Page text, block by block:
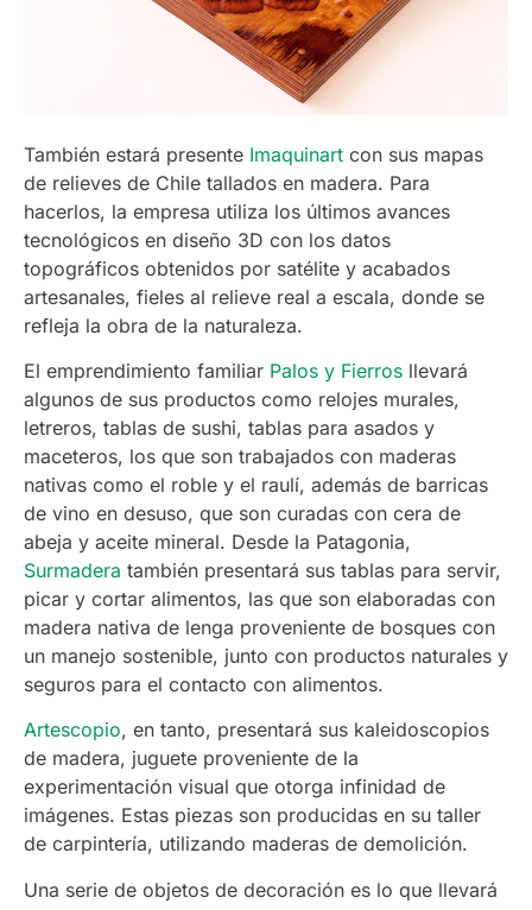
También estará presente Imaquinart con sus mapas
de relieves de Chile tallados en madera. Para
hacerlos, la empresa utiliza los últimos avances
tecnológicos en diseño 3D con los datos
topográficos obtenidos por satélite y acabados
artesanales, fieles al relieve real a escala, donde se
refleja la obra de la naturaleza.
El emprendimiento familiar Palos y Fierros llevará
algunos de sus productos como relojes murales,
letreros, tablas de sushi, tablas para asados y
maceteros, los que son trabajados con maderas
nativas como el roble y el raulí, además de barricas
de vino en desuso, que son curadas con cera de
abeja y aceite mineral. Desde la Patagonia,
Surmadera también presentará sus tablas para servir,
picar y cortar alimentos, las que son elaboradas con
madera nativa de lenga proveniente de bosques con
un manejo sostenible, junto con productos naturales y
seguros para el contacto con alimentos.
Artescopio, en tanto, presentará sus kaleidoscopios
de madera, juguete proveniente de la
experimentación visual que otorga infinidad de
imágenes. Estas piezas son producidas en su taller
de carpintería, utilizando maderas de demolición.
Una serie de objetos de decoración es lo que llevará